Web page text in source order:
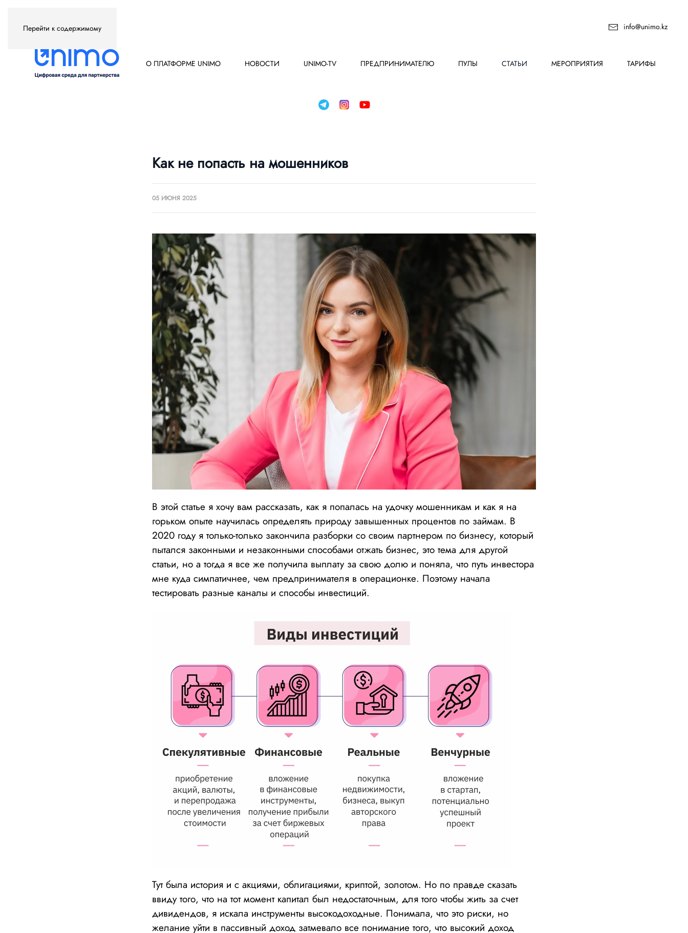
Перейти к содержимому info@unimo.kz
О ПЛАТФОРМЕ UNIMO НОВОСТИ UNIMO-TV ПРЕДПРИНИМАТЕЛЮ ПУЛЫ СТАТЬИ МЕРОПРИЯТИЯ ТАРИФЫ
Как не попасть на мошенников
05 ИЮНЯ 2025
В этой статье я хочу вам рассказать, как я попалась на удочку мошенникам и как я на
горьком опыте научилась определять природу завышенных процентов по займам. В
2020 году я только-только закончила разборки со своим партнером по бизнесу, который
пытался законными и незаконными способами отжать бизнес, это тема для другой
статьи, но а тогда я все же получила выплату за свою долю и поняла, что путь инвестора
мне куда симпатичнее, чем предпринимателя в операционке. Поэтому начала
тестировать разные каналы и способы инвестиций.
Тут была история и с акциями, облигациями, криптой, золотом. Но по правде сказать
ввиду того, что на тот момент капитал был недостаточным, для того чтобы жить за счет
дивидендов, я искала инструменты высокодоходные. Понимала, что это риски, но
желание уйти в пассивный доход затмевало все понимание того, что высокий доход